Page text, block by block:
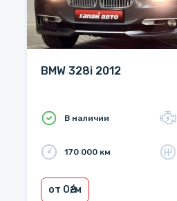
BMW 328i 2012
В наличии
170 000 км
от 0₴/м